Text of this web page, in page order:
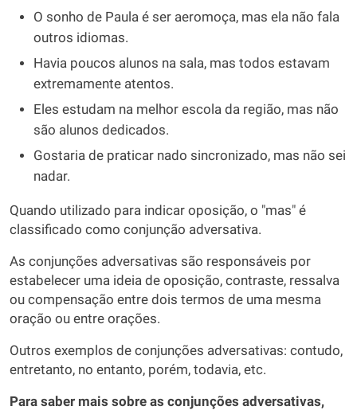
O sonho de Paula é ser aeromoça, mas ela não fala
outros idiomas.
Havia poucos alunos na sala, mas todos estavam
extremamente atentos.
Eles estudam na melhor escola da região, mas não
são alunos dedicados.
Gostaria de praticar nado sincronizado, mas não sei
nadar.
Quando utilizado para indicar oposição, o "mas" é
classificado como conjunção adversativa.
As conjunções adversativas são responsáveis por
estabelecer uma ideia de oposição, contraste, ressalva
ou compensação entre dois termos de uma mesma
oração ou entre orações.
Outros exemplos de conjunções adversativas: contudo,
entretanto, no entanto, porém, todavia, etc.
Para saber mais sobre as conjunções adversativas,